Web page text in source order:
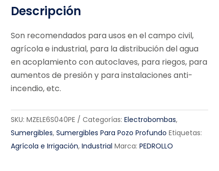
Descripción
Son recomendados para usos en el campo civil,
agrícola e industrial, para la distribución del agua
en acoplamiento con autoclaves, para riegos, para
aumentos de presión y para instalaciones anti-
incendio, etc.
SKU: MZELE6S040PE Categorías: Electrobombas,
Sumergibles,Sumergibles Para Pozo Profundo Etiquetas:
Agrícola e Irrigación,Industrial Marca: PEDROLLO